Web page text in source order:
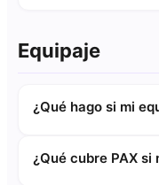
Equipaje
¿Qué hago si mi
¿Qué cubre PAX si